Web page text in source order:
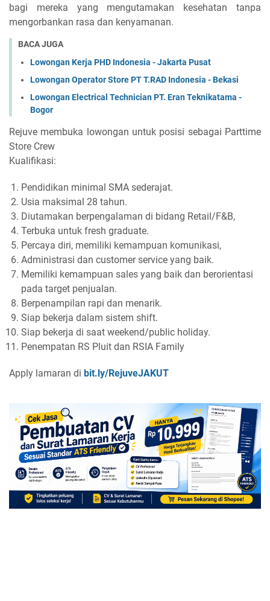
bagi mereka yang mengutamakan kesehatan tanpa
mengorbankan rasa dan kenyamanan.
BACA JUGA
Lowongan Kerja PHD Indonesia - Jakarta Pusat
Lowongan Operator Store PT T.RAD Indonesia - Bekasi
Lowongan Electrical Technician PT. Eran Teknikatama -
Bogor
Rejuve membuka lowongan untuk posisi sebagai Parttime
Store Crew
Kualifikasi:
Pendidikan minimal SMA sederajat.
Usia maksimal 28 tahun.
Diutamakan berpengalaman di bidang Retail/F&B,
Terbuka untuk fresh graduate.
Percaya diri, memiliki kemampuan komunikasi,
Administrasi dan customer service yang baik.
Memiliki kemampuan sales yang baik dan berorientasi
pada target penjualan.
Berpenampilan rapi dan menarik.
Siap bekerja dalam sistem shift.
Siap bekerja di saat weekend/public holiday.
Penempatan RS Pluit dan RSIA Family
Apply lamaran di bit.ly/RejuveJAKUT